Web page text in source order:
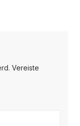
Vereiste